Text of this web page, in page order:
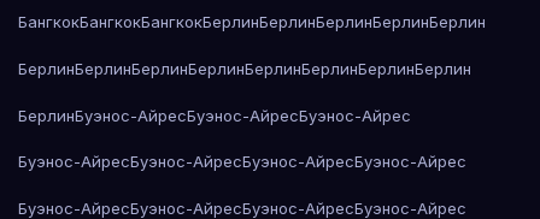
БангкокБангкокБангкокБерлинБерлинБерлинБерлинБерлин
БерлинБерлинБерлинБерлинБерлинБерлинБерлинБерлин
БерлинБуэнос-АйресБуэнос-АйресБуэнос-Айрес
Буэнос-АйресБуэнос-АйресБуэнос-АйресБуэнос-Айрес
Буэнос-АйресБуэнос-АйресБуэнос-АйресБуэнос-Айрес